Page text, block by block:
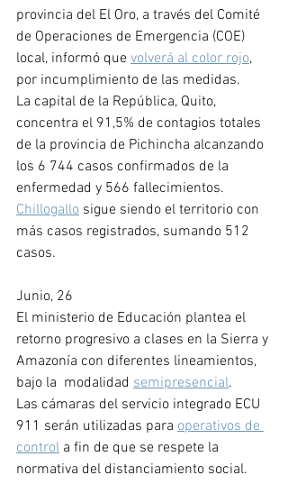
provincia del El Oro, a través del Comité
de Operaciones de Emergencia (COE)
local, informó que volverá al color rojo,
por incumplimiento de las medidas.
La capital de la República, Quito,
concentra el 91,5% de contagios totales
de la provincia de Pichincha alcanzando
los 6 744 casos confirmados de la
enfermedad y 566 fallecimientos.
Chillogallo sigue siendo el territorio con
más casos registrados, sumando 512
casos.
Junio, 26
El ministerio de Educación plantea el
retorno progresivo a clases en la Sierra y
Amazonía con diferentes lineamientos,
bajo la  modalidad semipresencial.
Las cámaras del servicio integrado ECU
911 serán utilizadas para operativos de
control a fin de que se respete la
normativa del distanciamiento social.